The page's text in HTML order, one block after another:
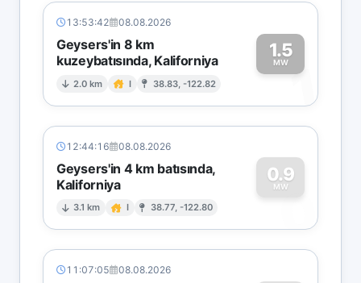
13:53:42 08.08.2026
Geysers'in 8 km
kuzeybatısında, Kaliforniya
2.0 km I 38.83, -122.82
1.5
MW1
12:44:16 08.08.2026
Geysers'in 4 km batısında,
Kaliforniya
3.1 km I 38.77, -122.80
0.9
MW
0
11:07:05 08.08.2026